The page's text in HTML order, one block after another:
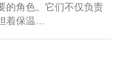
的角色。它们不仅负责
着保温…